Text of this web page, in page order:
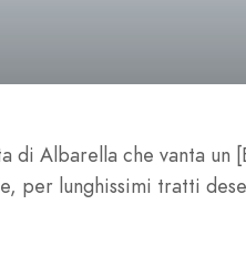
di Albarella che vanta un
per lunghissimi tratti